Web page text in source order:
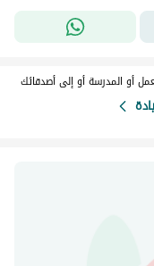
أو المدرسة أو إلى أصدقائك